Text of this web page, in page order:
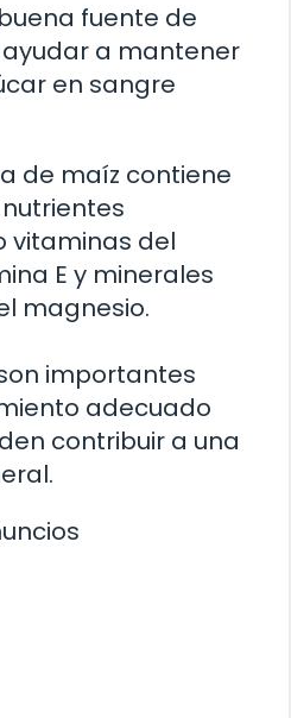
fuente de
a mantener
en sangre
de maíz contiene
vitaminas del
E y minerales
magnesio.
importantes
adecuado
contribuir a una